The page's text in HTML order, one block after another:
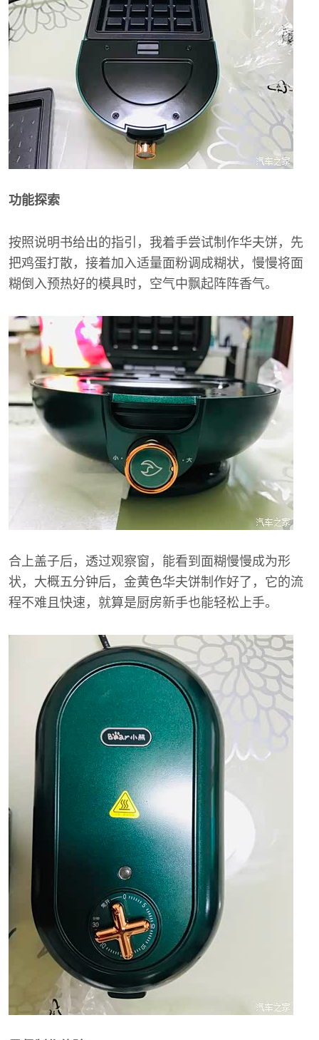
功能探索
按照说明书给出的指引，我着手尝试制作华夫饼，先
把鸡蛋打散，接着加入适量面粉调成糊状，慢慢将面
糊倒入预热好的模具时，空气中飘起阵阵香气。
合上盖子后，透过观察窗，能看到面糊慢慢成为形
状，大概五分钟后，金黄色华夫饼制作好了，它的流
程不难且快速，就算是厨房新手也能轻松上手。